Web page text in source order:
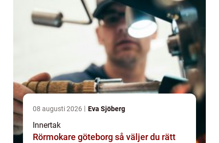
08 augusti 2026 Eva Sjöberg
Innertak
Rörmokare göteborg så väljer du rätt